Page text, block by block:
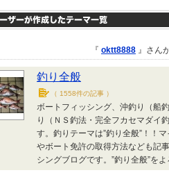
『 oktt8888 』さん
釣り全般
（ 1558件の記事 ）
ボートフィッシング、沖釣り（船
り（ＮＳ釣法・完全フカセマダイ
す。釣りテーマは”釣り全般”！！
やボート免許の取得方法なども記
シングブログです。”釣り全般”を